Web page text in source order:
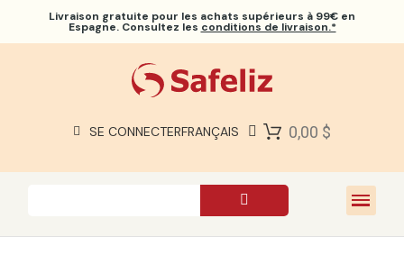
Livraison gratuite pour les achats supérieurs à 99€ en
Espagne. Consultez les conditions de livraison.*
SE CONNECTERFRANÇAIS 0,00 $
À PROPOS DE NOUS